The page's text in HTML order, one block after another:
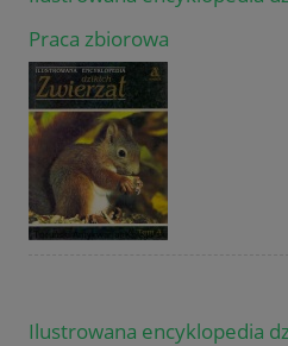
Praca zbiorowa
Ilustrowana encyklopedia